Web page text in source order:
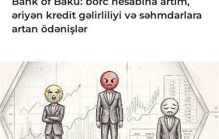
əriyən kredit gəlirliliyi və səhmdarlara
artan ödənişlər